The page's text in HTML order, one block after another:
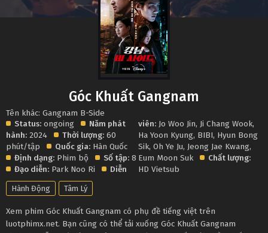
Góc Khuất Gangnam
Tên khác: Gangnam B-Side
Status: ongoing
Năm phát
hành: 2024 Thời lượng: 60
phút/tập
Quốc gia: Hàn Quốc
Định dạng: Phim bộ Số tập: 8
Đạo diễn: Park Noo Ri Diễn
viên: Jo Woo Jin, Ji Chang Wook,
Ha Yoon Kyung, BIBI, Hyun Bong
Sik,Oh Ye Ju, Jeong Jae Kwang,
Eum Moon Suk
Chất lượng:
HD Vietsub
Hành Động Tâm Lý
Xem phim Góc Khuất Gangnam có phụ đề tiếng việt trên
luotphimx.net. Bạn cũng có thể tải xuống Góc Khuất Gangnam